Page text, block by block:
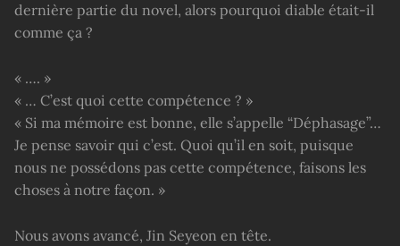
dernière partie du novel, alors pourquoi diable était-il
comme ça ?
« …. »
« … C’est quoi cette compétence ? »
« Si ma mémoire est bonne, elle s’appelle “Déphasage”…
Je pense savoir qui c’est. Quoi qu’il en soit, puisque
nous ne possédons pas cette compétence, faisons les
choses à notre façon. »
Nous avons avancé, Jin Seyeon en tête.